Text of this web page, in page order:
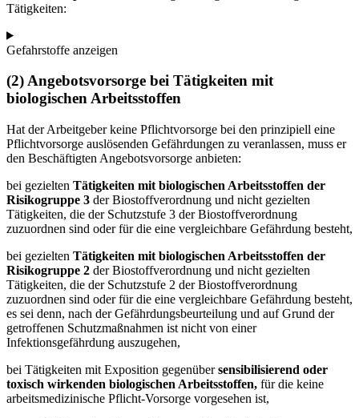
Tätigkeiten:
Gefahrstoffe anzeigen
(2) Angebotsvorsorge bei Tätigkeiten mit
biologischen Arbeitsstoffen
Hat der Arbeitgeber keine Pflichtvorsorge bei den prinzipiell eine
Pflichtvorsorge auslösenden Gefährdungen zu veranlassen, muss er
den Beschäftigten Angebotsvorsorge anbieten:
bei gezielten Tätigkeiten mit biologischen Arbeitsstoffen der
Risikogruppe 3 der Biostoffverordnung und nicht gezielten
Tätigkeiten, die der Schutzstufe 3 der Biostoffverordnung
zuzuordnen sind oder für die eine vergleichbare Gefährdung besteht,
bei gezielten Tätigkeiten mit biologischen Arbeitsstoffen der
Risikogruppe 2 der Biostoffverordnung und nicht gezielten
Tätigkeiten, die der Schutzstufe 2 der Biostoffverordnung
zuzuordnen sind oder für die eine vergleichbare Gefährdung besteht,
es sei denn, nach der Gefährdungsbeurteilung und auf Grund der
getroffenen Schutzmaßnahmen ist nicht von einer
Infektionsgefährdung auszugehen,
bei Tätigkeiten mit Exposition gegenübersensibilisierend oder
toxisch wirkenden biologischen Arbeitsstoffen, für die keine
arbeitsmedizinische Pflicht-Vorsorge vorgesehen ist,